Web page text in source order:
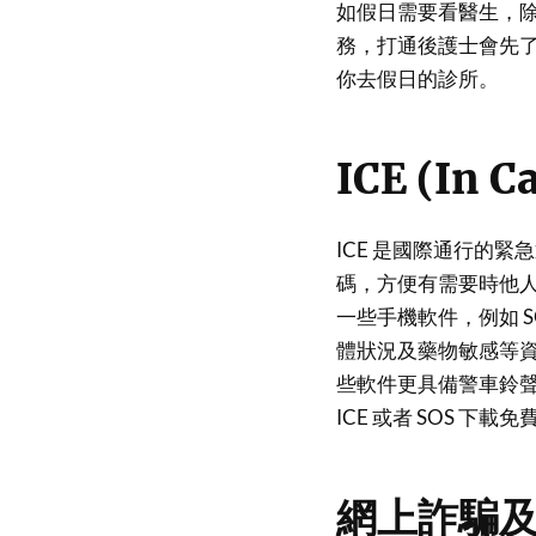
如假日需要看醫生，
務，打通後護士會先
你去假日的診所。
ICE (In
ICE 是國際通行的緊
碼，方便有需要時他
一些手機軟件，例如
體狀況及藥物敏感等
些軟件更具備警車鈴
ICE 或者 SOS 下載
網上詐騙